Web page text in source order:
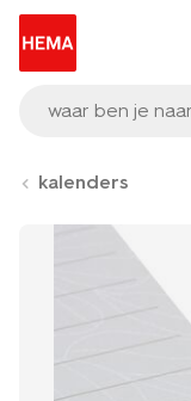
waar ben je
kalenders